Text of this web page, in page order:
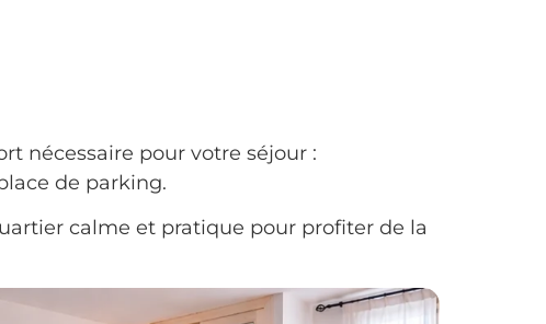
nécessaire pour votre séjour :
de parking.
calme et pratique pour profiter de la